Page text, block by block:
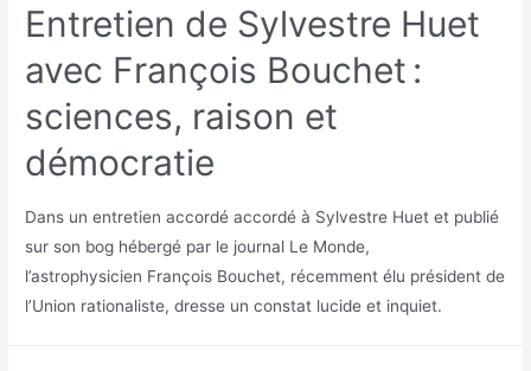
Entretien de Sylvestre Huet
avec François Bouchet :
sciences, raison et
démocratie
Dans un entretien accordé accordé à Sylvestre Huet et publié
sur son bog hébergé par le journal Le Monde,
l’astrophysicien François Bouchet, récemment élu président de
l’Union rationaliste, dresse un constat lucide et inquiet.